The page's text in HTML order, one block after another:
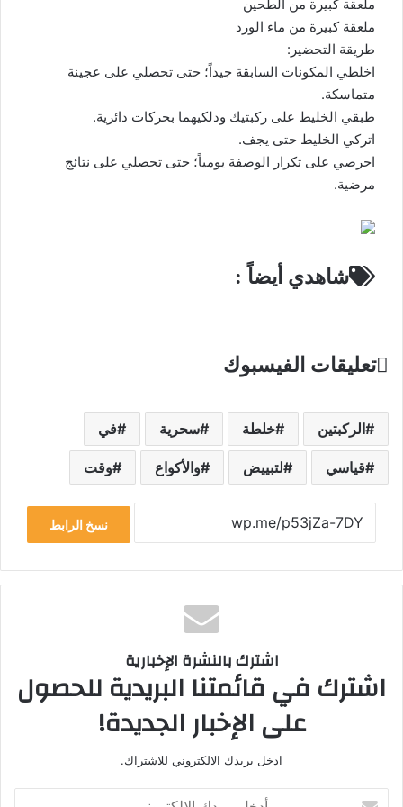
ملعقة كبيرة من الطحين
ملعقة كبيرة من ماء الورد
طريقة التحضير:
اخلطي المكونات السابقة جيداً؛ حتى تحصلي على عجينة
متماسكة.
طبقي الخليط على ركبتيك ودلكيهما بحركات دائرية.
اتركي الخليط حتى يجف.
احرصي على تكرار الوصفة يومياً؛ حتى تحصلي على نتائج
مرضية.
شاهدي أيضاً :
تعليقات الفيسبوك
الركبتين خلطة سحرية في
قياسي لتبييض والأكواع وقت
نسخ الرابط
اشترك بالنشرة الإخبارية
اشترك في قائمتنا البريدية للحصول
على الإخبار الجديدة!
ادخل بريدك الالكتروني للاشتراك.